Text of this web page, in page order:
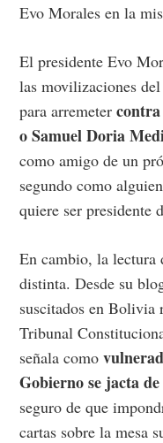
Evo Morales en la
El presidente Evo
las movilizaciones
para arremeter
o Samuel Doria
como amigo de un
segundo como
quiere ser presidente
En cambio, la lectura
distinta. Desde su
suscitados en Bolivia
Tribunal
señala como
Gobierno se jacta
seguro de que
cartas sobre la mesa